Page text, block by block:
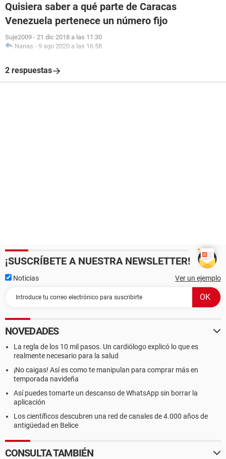
Quisiera saber a qué parte de Caracas
Venezuela pertenece un número fijo
Suje2009 - 21 dic 2018 a las 11:30
Nanas - 9 ago 2020 a las 16:58
2 respuestas
¡SUSCRÍBETE A NUESTRA NEWSLETTER!
Noticias Ver un ejemplo
NOVEDADES
La regla de los 10 mil pasos. Un cardiólogo explicó lo que es
realmente necesario para la salud
¡No caigas! Así es como te manipulan para comprar más en
temporada navideña
Así puedes tomarte un descanso de WhatsApp sin borrar la
aplicación
Los científicos descubren una red de canales de 4.000 años de
antigüedad en Belice
CONSULTA TAMBIÉN